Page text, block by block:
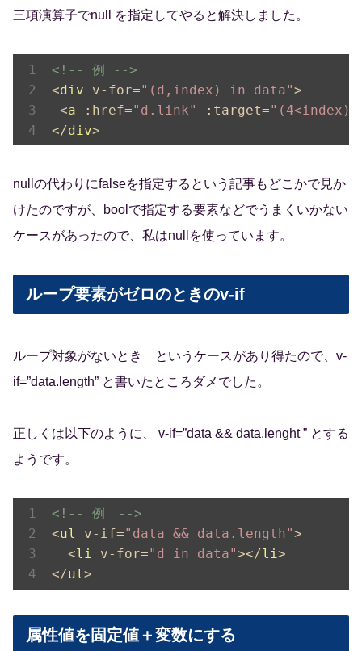
三項演算子でnull を指定してやると解決しました。
<!-- 例 -->
<div v-for="(d,index) in data">
<a :href="d.link" :target=
</div>
nullの代わりにfalseを指定するという記事もどこかで見か
けたのですが、boolで指定する要素などでうまくいかない
ケースがあったので、私はnullを使っています。
ループ要素がゼロのときのv-if
ループ対象がないとき というケースがあり得たので、v-
if=”data.length” と書いたところダメでした。
正しくは以下のように、 v-if=”data && data.lenght ” とする
ようです。
<!-- 例　-->
<ul v-if="data && data.length">
<li v-for="d in data"></li>
</ul>
属性値を固定値＋変数にする